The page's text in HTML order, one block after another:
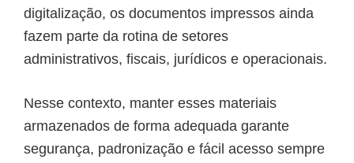
digitalização, os documentos impressos ainda
fazem parte da rotina de setores
administrativos, fiscais, jurídicos e operacionais.
Nesse contexto, manter esses materiais
armazenados de forma adequada garante
segurança, padronização e fácil acesso sempre